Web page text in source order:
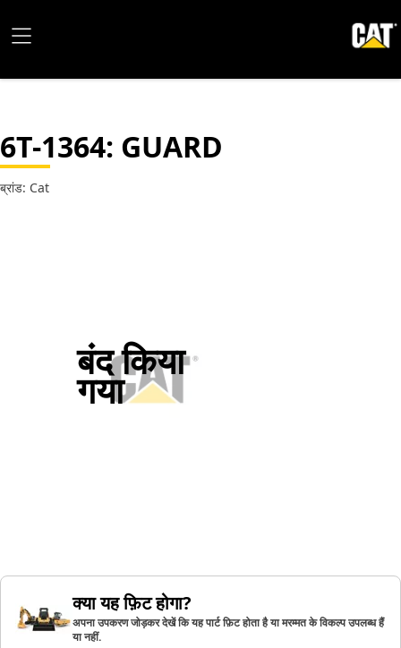
6T-1364: GUARD
ब्रांड: Cat
बंद किया
गया
क्या यह फ़िट होगा?
अपना उपकरण जोड़कर देखें कि यह पार्ट फ़िट होता है या मरम्मत के विकल्प उपलब्ध हैं
या नहीं.